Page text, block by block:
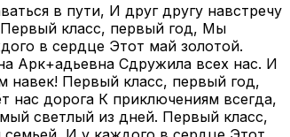
в пути, И друг другу навстречу
класс, первый год, Мы
в сердце Этот май золотой.
Арк+адьевна Сдружила всех нас. И
Первый класс, первый год,
дорога К приключениям всегда,
светлый из дней. Первый класс,